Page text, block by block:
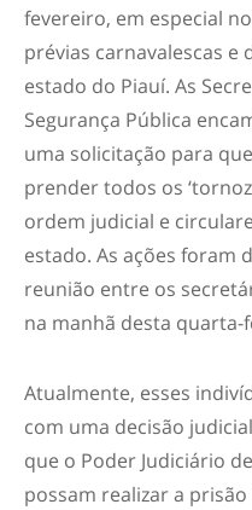
fevereiro, em especial
prévias carnavalescas
estado do Piauí. As
Segurança Pública
uma solicitação para
prender todos os
ordem judicial e
estado. As ações foram
reunião entre os
na manhã desta quarta-
Atualmente, esses
com uma decisão
que o Poder Judiciário
possam realizar a